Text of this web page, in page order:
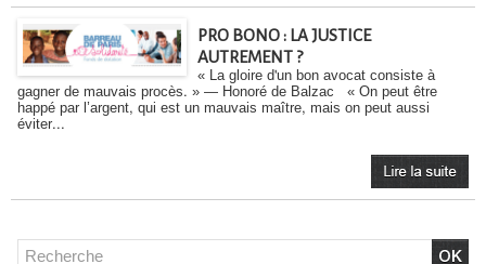
PRO BONO : LA JUSTICE
AUTREMENT ?
« La gloire d'un bon avocat consiste à
gagner de mauvais procès. » — Honoré de Balzac « On peut être
happé par l’argent, qui est un mauvais maître, mais on peut aussi
éviter...